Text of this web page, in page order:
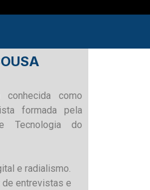
conhecida como
formada pela
Tecnologia do
e radialismo.
de entrevistas e